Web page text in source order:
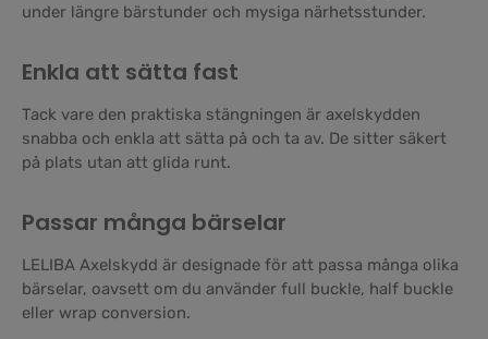
under längre bärstunder och mysiga närhetsstunder.
Enkla att sätta fast
Tack vare den praktiska stängningen är axelskydden
snabba och enkla att sätta på och ta av. De sitter säkert
på plats utan att glida runt.
Passar många bärselar
LELIBA Axelskydd är designade för att passa många olika
bärselar, oavsett om du använder full buckle, half buckle
eller wrap conversion.